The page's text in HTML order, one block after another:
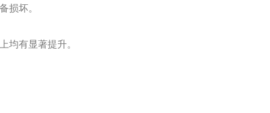
损坏。
均有显著提升。